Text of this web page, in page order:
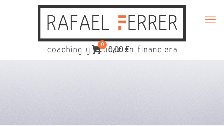
0
0,00 €